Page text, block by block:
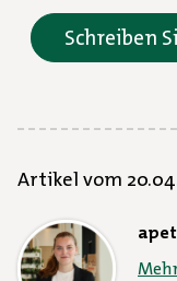
Schreiben
Artikel vom